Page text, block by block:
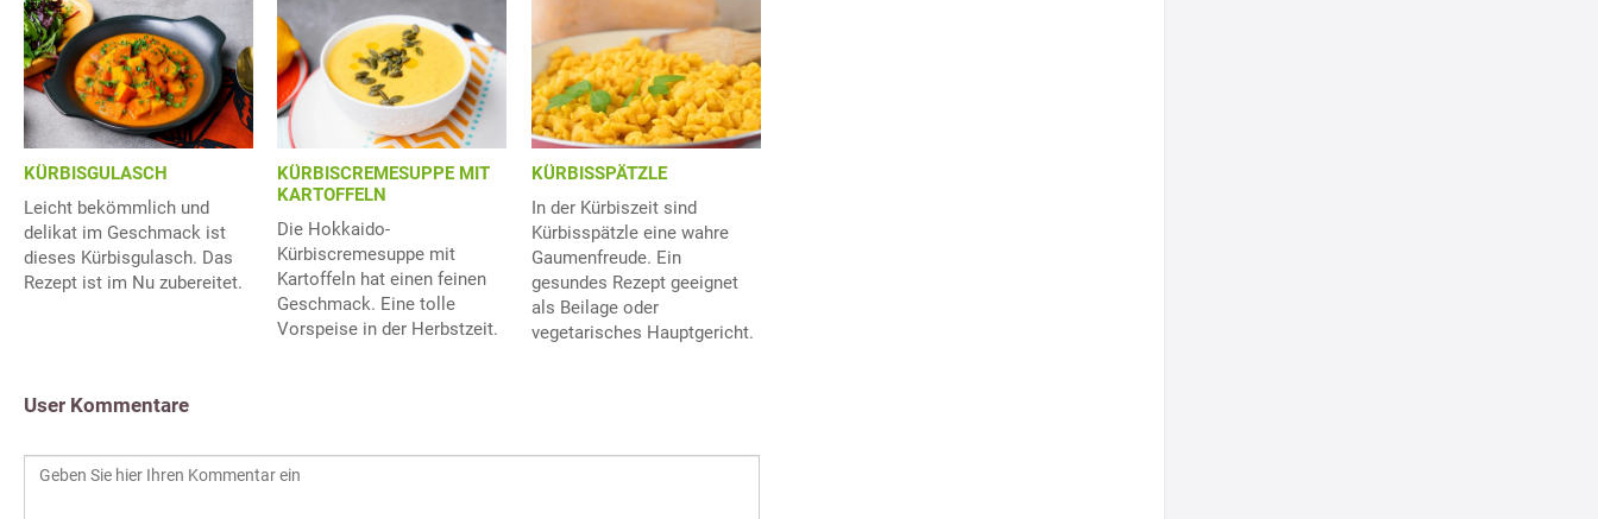
KÜRBISGULASCH
Leicht bekömmlich und
delikat im Geschmack ist
dieses Kürbisgulasch. Das
Rezept ist im Nu zubereitet.
KÜRBISCREMESUPPE MIT
KARTOFFELN
Die Hokkaido-
Kürbiscremesuppe mit
Kartoffeln hat einen feinen
Geschmack. Eine tolle
Vorspeise in der Herbstzeit.
KÜRBISSPÄTZLE
In der Kürbiszeit sind
Kürbisspätzle eine wahre
Gaumenfreude. Ein
gesundes Rezept geeignet
als Beilage oder
vegetarisches Hauptgericht.
User Kommentare